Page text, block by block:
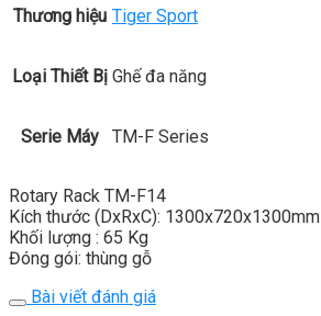
Thương hiệu Tiger Sport
Loại Thiết Bị Ghế đa năng
Serie Máy TM-F Series
Rotary Rack TM-F14
Kích thước (DxRxC): 1300x720x1300mm
Khối lượng : 65 Kg
Đóng gói: thùng gỗ
Bài viết đánh giá